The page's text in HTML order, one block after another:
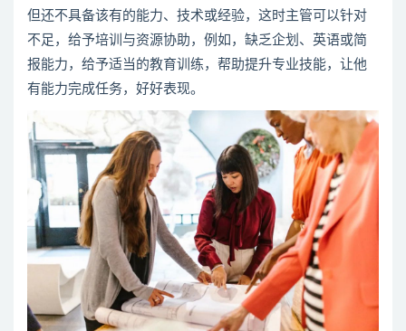
但还不具备该有的能力、技术或经验，这时主管可以针对
不足，给予培训与资源协助，例如，缺乏企划、英语或简
报能力，给予适当的教育训练，帮助提升专业技能，让他
有能力完成任务，好好表现。